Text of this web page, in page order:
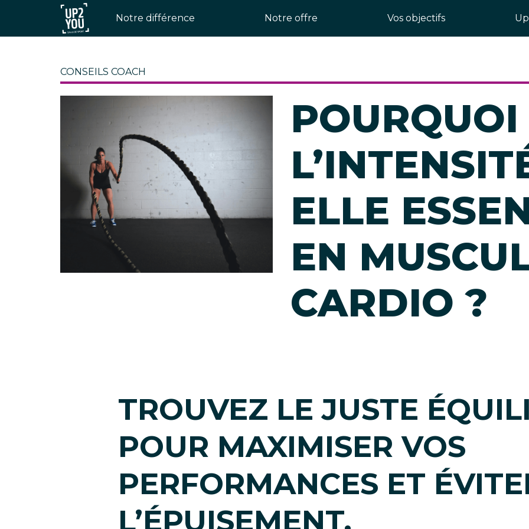
Notre différence Notre offre Vos objectifs
CONSEILS COACH
POURQUOI
ELLE
EN
CARDIO ?
TROUVEZ LE JUSTE
POUR MAXIMISER VOS
PERFORMANCES ET
L’ÉPUISEMENT.